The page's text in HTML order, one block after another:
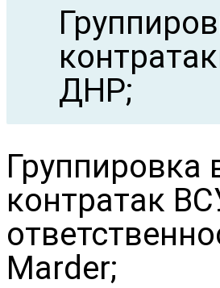
ДНР;
Группировка
контратак
Marder;